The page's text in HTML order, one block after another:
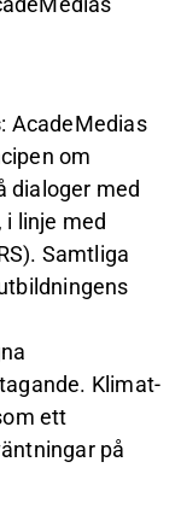
: AcadeMedias
om
dialoger med
linje med
Samtliga
Klimat-
ett
på